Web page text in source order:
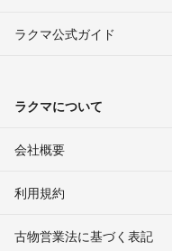
ラクマ公式ガイド
ラクマについて
会社概要
利用規約
古物営業法に基づく表記